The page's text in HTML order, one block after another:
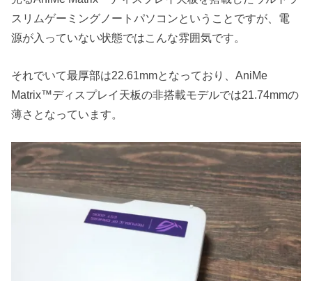
スリムゲーミングノートパソコンということですが、電
源が入っていない状態ではこんな雰囲気です。
それでいて最厚部は22.61mmとなっており、AniMe
Matrix™ディスプレイ天板の非搭載モデルでは21.74mmの
薄さとなっています。